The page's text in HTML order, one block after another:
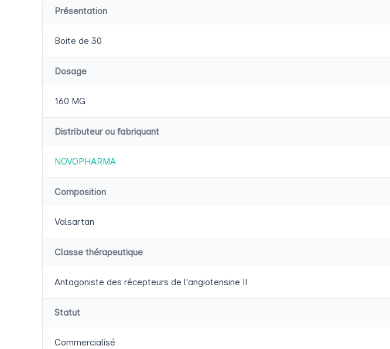
Présentation
Boite de 30
Dosage
160 MG
Distributeur ou fabriquant
NOVOPHARMA
Composition
Valsartan
Classe thérapeutique
Antagoniste des récepteurs de l'angiotensine II
Statut
Commercialisé